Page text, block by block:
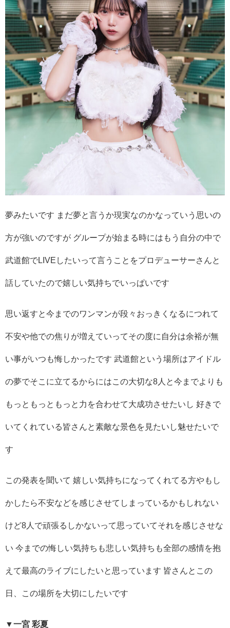
夢みたいです まだ夢と言うか現実なのかなっていう思いの
方が強いのですが グループが始まる時にはもう自分の中で
武道館でLIVEしたいって言うことをプロデューサーさんと
話していたので嬉しい気持ちでいっぱいです
思い返すと今までのワンマンが段々おっきくなるにつれて
不安や他での焦りが増えていってその度に自分は余裕が無
い事がいつも悔しかったです 武道館という場所はアイドル
の夢でそこに立てるからにはこの大切な8人と今までよりも
もっともっともっと力を合わせて大成功させたいし 好きで
いてくれている皆さんと素敵な景色を見たいし魅せたいで
す
この発表を聞いて 嬉しい気持ちになってくれてる方やもし
かしたら不安などを感じさせてしまっているかもしれない
けど8人で頑張るしかないって思っていてそれを感じさせな
い 今までの悔しい気持ちも悲しい気持ちも全部の感情を抱
えて最高のライブにしたいと思っています 皆さんとこの
日、この場所を大切にしたいです
▼一宮 彩夏